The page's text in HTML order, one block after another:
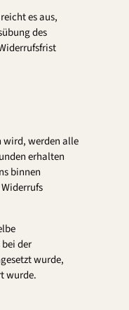
es aus,
des
wird, werden alle
erhalten
binnen
der
wurde,
wurde.